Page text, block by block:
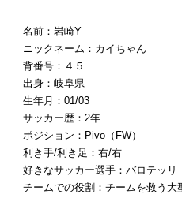
名前：岩崎Y
ニックネーム：カイちゃん
背番号：４５
出身：岐阜県
生年月：01/03
サッカー歴：2年
ポジション：Pivo（FW）
利き手/利き足：右/右
好きなサッカー選手：バロテッリ
チームでの役割：チームを救う大